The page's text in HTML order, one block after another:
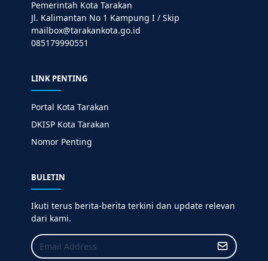
Pemerintah Kota Tarakan
Jl. Kalimantan No 1 Kampung I / Skip
mailbox@tarakankota.go.id
085179990551
LINK PENTING
Portal Kota Tarakan
DKISP Kota Tarakan
Nomor Penting
BULETIN
Ikuti terus berita-berita terkini dan update relevan
dari kami.